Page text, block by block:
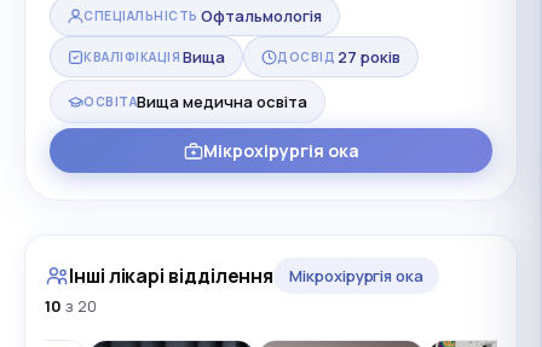
СПЕЦІАЛЬНІСТЬ Офтальмологія
КВАЛІФІКАЦІЯ Вища ДОСВІД 27 років
ОСВІТАВища медична освіта
Мікрохірургія ока
Інші лікарі відділення
Мікрохірургія ока
10 з 20